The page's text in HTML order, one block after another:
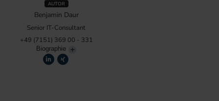
AUTOR
Benjamin Daur
Senior IT-Consultant
+49 (7151) 369 00 - 331
Biographie